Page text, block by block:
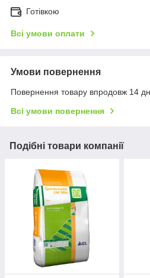
Готівкою
Всі умови оплати
Умови повернення
Повернення товару впродовж 14
Всі умови повернення
Подібні товари компанії